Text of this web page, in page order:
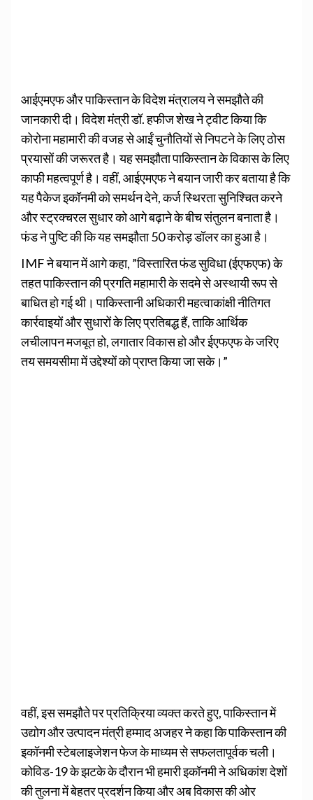
आईएमएफ और पाकिस्तान के विदेश मंत्रालय ने समझौते की
जानकारी दी। विदेश मंत्री डॉ. हफीज शेख ने ट्वीट किया कि
कोरोना महामारी की वजह से आईं चुनौतियों से निपटने के लिए ठोस
प्रयासों की जरूरत है। यह समझौता पाकिस्तान के विकास के लिए
काफी महत्वपूर्ण है। वहीं, आईएमएफ ने बयान जारी कर बताया है कि
यह पैकेज इकॉनमी को समर्थन देने, कर्ज स्थिरता सुनिश्चित करने
और स्ट्रक्चरल सुधार को आगे बढ़ाने के बीच संतुलन बनाता है।
फंड ने पुष्टि की कि यह समझौता 50 करोड़ डॉलर का हुआ है।
IMF ने बयान में आगे कहा, ”विस्तारित फंड सुविधा (ईएफएफ) के
तहत पाकिस्तान की प्रगति महामारी के सदमे से अस्थायी रूप से
बाधित हो गई थी। पाकिस्तानी अधिकारी महत्वाकांक्षी नीतिगत
कार्रवाइयों और सुधारों के लिए प्रतिबद्ध हैं, ताकि आर्थिक
लचीलापन मजबूत हो, लगातार विकास हो और ईएफएफ के जरिए
तय समयसीमा में उद्देश्यों को प्राप्त किया जा सके।”
वहीं, इस समझौते पर प्रतिक्रिया व्यक्त करते हुए, पाकिस्तान में
उद्योग और उत्पादन मंत्री हम्माद अजहर ने कहा कि पाकिस्तान की
इकॉनमी स्टेबलाइजेशन फेज के माध्यम से सफलतापूर्वक चली।
कोविड-19 के झटके के दौरान भी हमारी इकॉनमी ने अधिकांश देशों
की तुलना में बेहतर प्रदर्शन किया और अब विकास की ओर